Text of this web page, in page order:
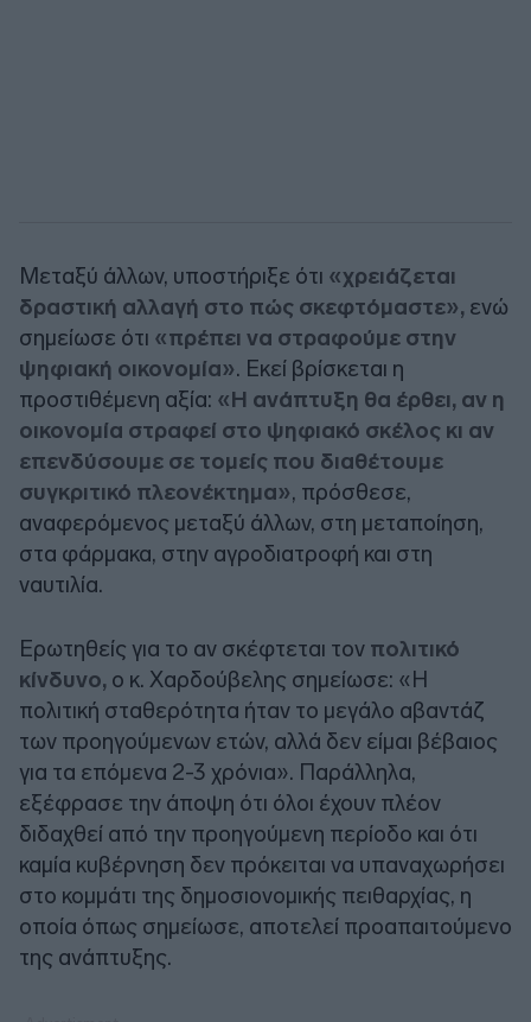
Μεταξύ άλλων, υποστήριξε ότι «χρειάζεται
δραστική αλλαγή στο πώς σκεφτόμαστε», ενώ
σημείωσε ότι «πρέπει να στραφούμε στην
ψηφιακή οικονομία». Εκεί βρίσκεται η
προστιθέμενη αξία: «Η ανάπτυξη θα έρθει, αν η
οικονομία στραφεί στο ψηφιακό σκέλος κι αν
επενδύσουμε σε τομείς που διαθέτουμε
συγκριτικό πλεονέκτημα», πρόσθεσε,
αναφερόμενος μεταξύ άλλων, στη μεταποίηση,
στα φάρμακα, στην αγροδιατροφή και στη
ναυτιλία.
Ερωτηθείς για το αν σκέφτεται τον πολιτικό
κίνδυνο, ο κ. Χαρδούβελης σημείωσε: «Η
πολιτική σταθερότητα ήταν το μεγάλο αβαντάζ
των προηγούμενων ετών, αλλά δεν είμαι βέβαιος
για τα επόμενα 2-3 χρόνια». Παράλληλα,
εξέφρασε την άποψη ότι όλοι έχουν πλέον
διδαχθεί από την προηγούμενη περίοδο και ότι
καμία κυβέρνηση δεν πρόκειται να υπαναχωρήσει
στο κομμάτι της δημοσιονομικής πειθαρχίας, η
οποία όπως σημείωσε, αποτελεί προαπαιτούμενο
της ανάπτυξης.